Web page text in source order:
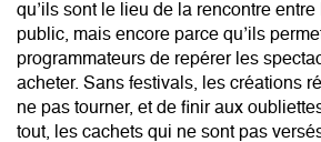
qu’ils sont le lieu de la rencontre
public, mais encore parce qu’ils
programmateurs de repérer les
acheter. Sans festivals, les créations
ne pas tourner, et de finir aux
tout, les cachets qui ne sont pas